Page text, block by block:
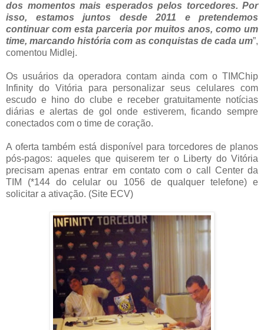
dos momentos mais esperados pelos torcedores. Por
isso, estamos juntos desde 2011 e pretendemos
continuar com esta parceria por muitos anos, como um
time, marcando história com as conquistas de cada um”,
comentou Midlej.
Os usuários da operadora contam ainda com o TIMChip
Infinity do Vitória para personalizar seus celulares com
escudo e hino do clube e receber gratuitamente notícias
diárias e alertas de gol onde estiverem, ficando sempre
conectados com o time de coração.
A oferta também está disponível para torcedores de planos
pós-pagos: aqueles que quiserem ter o Liberty do Vitória
precisam apenas entrar em contato com o call Center da
TIM (*144 do celular ou 1056 de qualquer telefone) e
solicitar a ativação. (Site ECV)